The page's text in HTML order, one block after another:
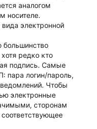
аналогом
носителе.
электронной
большинство
редко кто
подпись. Самые
пара логин/пароль,
Чтобы
электронные
сторонам